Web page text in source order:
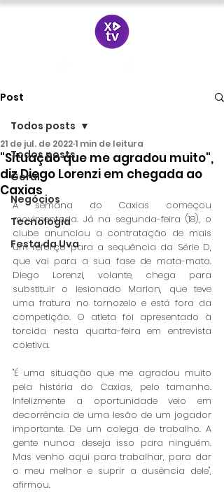
Post
Todos posts
Geral
Negócios
Tecnologia
Festa da Uva
Todos posts
"Situação que me agradou muito",
diz Diego Lorenzi em chegada ao
Caxias
21 de jul. de 20221 min de leitura
A semana do Caxias começou
movimentada. Já na segunda-feira (18), o
clube anunciou a contratação de mais
um reforço para a sequência da Série D,
que vai para a sua fase de mata-mata.
Diego Lorenzi, volante, chega para
substituir o lesionado Marlon, que teve
uma fratura no tornozelo e está fora da
competição. O atleta foi apresentado à
torcida nesta quarta-feira em entrevista
coletiva.
"É uma situação que me agradou muito
pela história do Caxias, pelo tamanho.
Infelizmente a oportunidade veio em
decorrência de uma lesão de um jogador
importante. De um colega de trabalho. A
gente nunca deseja isso para ninguém.
Mas venho aqui para trabalhar, para dar
o meu melhor e suprir a ausência dele",
afirmou.